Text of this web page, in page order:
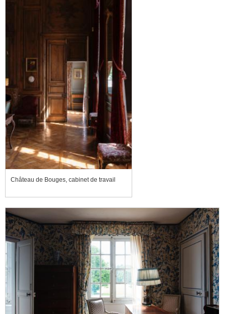
Château de Bouges, cabinet de travail